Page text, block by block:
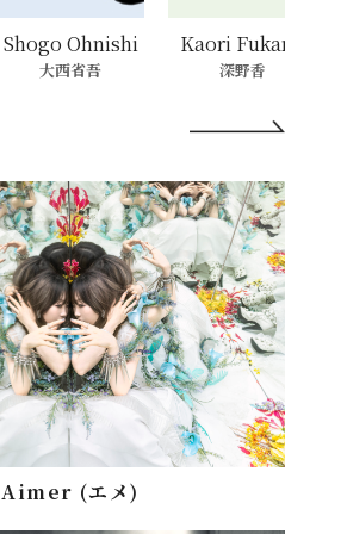
Kaori Fukano
深野香
Jane Su
Jane Su
Aimer (エメ)